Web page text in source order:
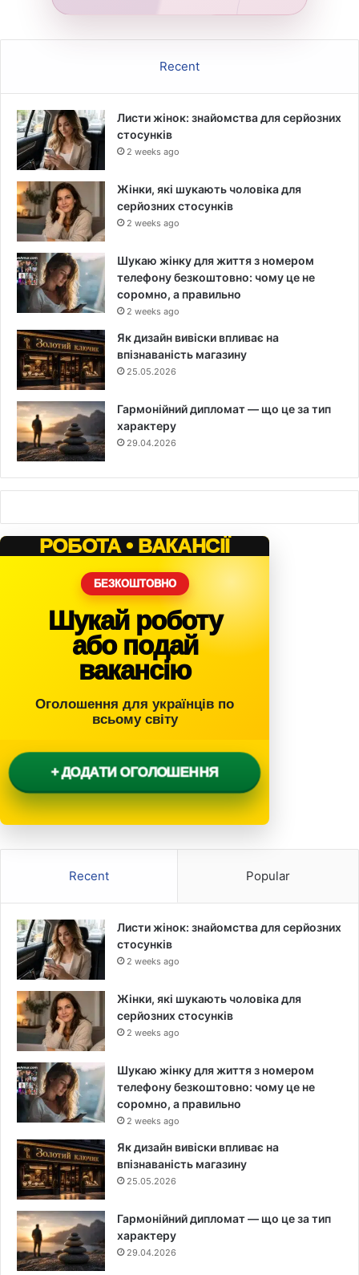
Recent
Листи жінок: знайомства для серйозних
стосунків
2 weeks ago
Жінки, які шукають чоловіка для
серйозних стосунків
2 weeks ago
Шукаю жінку для життя з номером
телефону безкоштовно: чому це не
соромно, а правильно
2 weeks ago
Як дизайн вивіски впливає на
впізнаваність магазину
25.05.2026
Гармонійний дипломат — що це за тип
характеру
29.04.2026
РОБОТА • ВАКАНСІЇ
БЕЗКОШТОВНО
Шукай роботу
або подай
вакансію
Оголошення для українців по
всьому світу
+ ДОДАТИ ОГОЛОШЕННЯ
Recent Popular
Листи жінок: знайомства для серйозних
стосунків
2 weeks ago
Жінки, які шукають чоловіка для
серйозних стосунків
2 weeks ago
Шукаю жінку для життя з номером
телефону безкоштовно: чому це не
соромно, а правильно
2 weeks ago
Як дизайн вивіски впливає на
впізнаваність магазину
25.05.2026
Гармонійний дипломат — що це за тип
характеру
29.04.2026